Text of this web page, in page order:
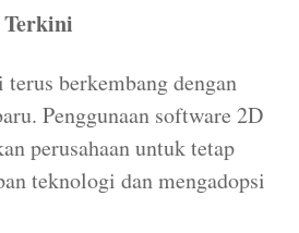
Terkini
berkembang dengan
Penggunaan software 2D
perusahaan untuk tetap
teknologi dan mengadopsi